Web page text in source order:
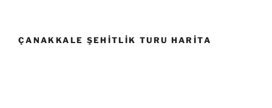
ÇANAKKALE ŞEHITLIK TURU HARITA